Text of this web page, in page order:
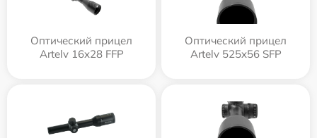
Оптический прицел
Artelv 16x28 FFP
Оптический прицел
Artelv 525x56 SFP